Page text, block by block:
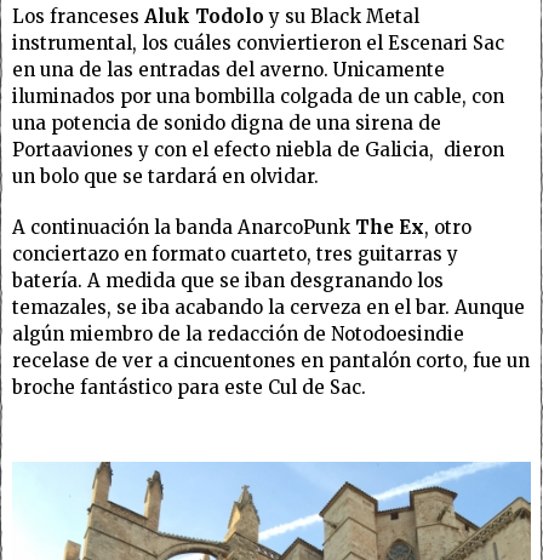
Los franceses Aluk Todolo y su Black Metal
instrumental, los cuáles conviertieron el Escenari Sac
en una de las entradas del averno. Unicamente
iluminados por una bombilla colgada de un cable, con
una potencia de sonido digna de una sirena de
Portaaviones y con el efecto niebla de Galicia, dieron
un bolo que se tardará en olvidar.
A continuación la banda AnarcoPunk The Ex, otro
conciertazo en formato cuarteto, tres guitarras y
batería. A medida que se iban desgranando los
temazales, se iba acabando la cerveza en el bar. Aunque
algún miembro de la redacción de Notodoesindie
recelase de ver a cincuentones en pantalón corto, fue un
broche fantástico para este Cul de Sac.